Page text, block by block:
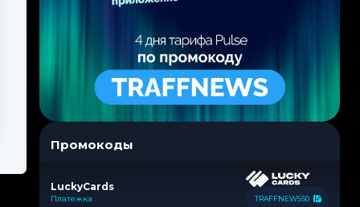
Промокоды
LuckyCards
Платежка TRAFFNEWS50